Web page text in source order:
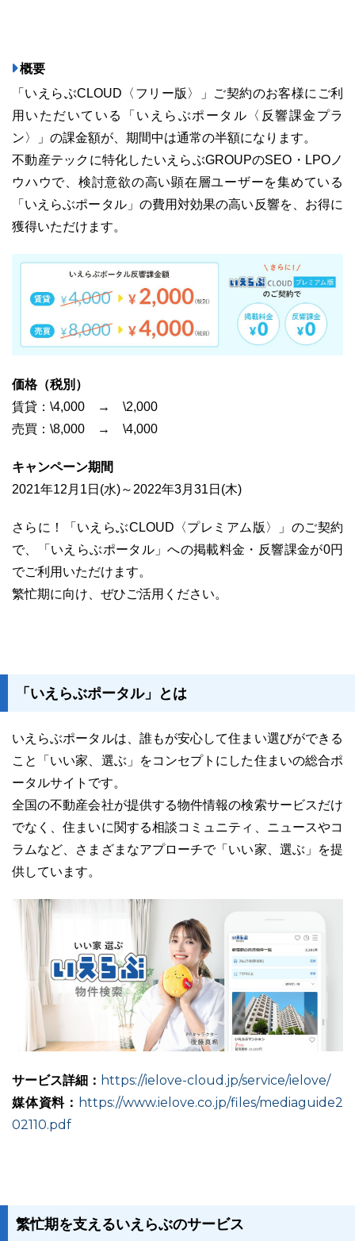
ニュース一覧
特長 サービス一覧 プラン
03-6689-1791
概要
「いえらぶCLOUD〈フリー版〉」ご契約のお客様にご利
用いただいている「いえらぶポータル〈反響課金プラ
ン〉」の課金額が、期間中は通常の半額になります。
不動産テックに特化したいえらぶGROUPのSEO・LPOノ
ウハウで、検討意欲の高い顕在層ユーザーを集めている
「いえらぶポータル」の費用対効果の高い反響を、お得に
獲得いただけます。
価格（税別）
賃貸：\4,000 → \2,000
売買：\8,000 → \4,000
キャンペーン期間
2021年12月1日(水)～2022年3月31日(木)
さらに！「いえらぶCLOUD〈プレミアム版〉」のご契約
で、「いえらぶポータル」への掲載料金・反響課金が0円
でご利用いただけます。
繁忙期に向け、ぜひご活用ください。
「いえらぶポータル」とは
いえらぶポータルは、誰もが安心して住まい選びができる
こと「いい家、選ぶ」をコンセプトにした住まいの総合ポ
ータルサイトです。
全国の不動産会社が提供する物件情報の検索サービスだけ
でなく、住まいに関する相談コミュニティ、ニュースやコ
ラムなど、さまざまなアプローチで「いい家、選ぶ」を提
供しています。
サービス詳細： https://ielove-cloud.jp/service/ielove/
媒体資料： https://www.ielove.co.jp/files/mediaguide2
02110.pdf
繁忙期を支えるいえらぶのサービス